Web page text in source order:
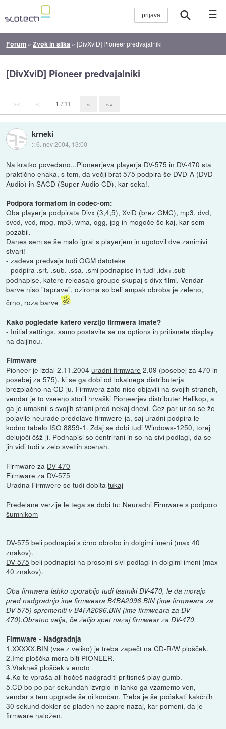
☰
Forum »Zvok in slika »[DivXviD] Pioneer predvajalniki
[DivXviD] Pioneer predvajalniki
«« « 1 / 11 » »»
krneki
::6. nov 2004, 13:00
Na kratko povedano...Pioneerjeva playerja DV-575 in DV-470 sta
praktično enaka, s tem, da večji brat 575 podpira še DVD-A (DVD
Audio) in SACD (Super Audio CD), kar seka!.
Podpora formatom in codec-om:
Oba playerja podpirata Divx (3,4,5), XviD (brez GMC), mp3, dvd,
svcd, vcd, mpg, mp3, wma, ogg, jpg in mogoče še kaj, kar sem
pozabil.
Danes sem se še malo igral s playerjem in ugotovil dve zanimivi
stvari!
- zadeva predvaja tudi OGM datoteke
- podpira .srt, .sub, .ssa, .smi podnapise in tudi .idx+.sub
podnapise, katere releasajo groupe skupaj s divx filmi. Vendar
barve niso "taprave", oziroma so beli ampak obroba je zeleno,
črno, roza barve
Kako pogledate katero verzijo firmwera imate?
- Initial settings, samo postavite se na options in pritisnete display
na daljincu.
Firmware
Pioneer je izdal 2.11.2004uradni firmware 2.09 (posebej za 470 in
posebej za 575), ki se ga dobi od lokalnega distributerja
brezplačno na CD-ju. Firmwera zato niso objavili na svojih straneh,
vendar je to vseeno storil hrvaški Pioneerjev distributer Helikop, a
ga je umaknil s svojih strani pred nekaj dnevi. Čez par ur so se že
pojavile neurade predelave firmwere-ja, saj uradni podpira le
kodno tabelo ISO 8859-1. Zdaj se dobi tudi Windows-1250, torej
delujoči čšž-ji. Podnapisi so centrirani in so na sivi podlagi, da se
jih vidi tudi v zelo svetlih scenah.
Firmware za DV-470
Firmware za DV-575
Uradna Firmwere se tudi dobitatukaj
Predelane verzije le tega se dobi tu: Neuradni Firmware s podporo
šumnikom
DV-575 beli podnapisi s črno obrobo in dolgimi imeni (max 40
znakov).
DV-575 beli podnapisi na prosojni sivi podlagi in dolgimi imeni (max
40 znakov).
Oba firmwera lahko uporabijo tudi lastniki DV-470, le da morajo
pred nadgradnjo ime firmweara B4BA2096.BIN (ime firmweara za
DV-575) spremeniti v B4FA2096.BIN (ime firmweara za DV-
470).Obratno velja, če želijo spet nazaj firmwear za DV-470.
Firmware - Nadgradnja
1.XXXXX.BIN (vse z veliko) je treba zapečt na CD-R/W plošček.
2.Ime ploščka mora biti PIONEER.
3.Vtakneš plošček v enoto
4.Ko te vpraša ali hočeš nadgraditi pritisneš play gumb.
5.CD bo po par sekundah izvrglo in lahko ga vzamemo ven,
vendar s tem upgrade še ni končan. Treba je še počakati kakčnih
30 sekund dokler se pladen ne zapre nazaj, kar pomeni, da je
firmware naložen.